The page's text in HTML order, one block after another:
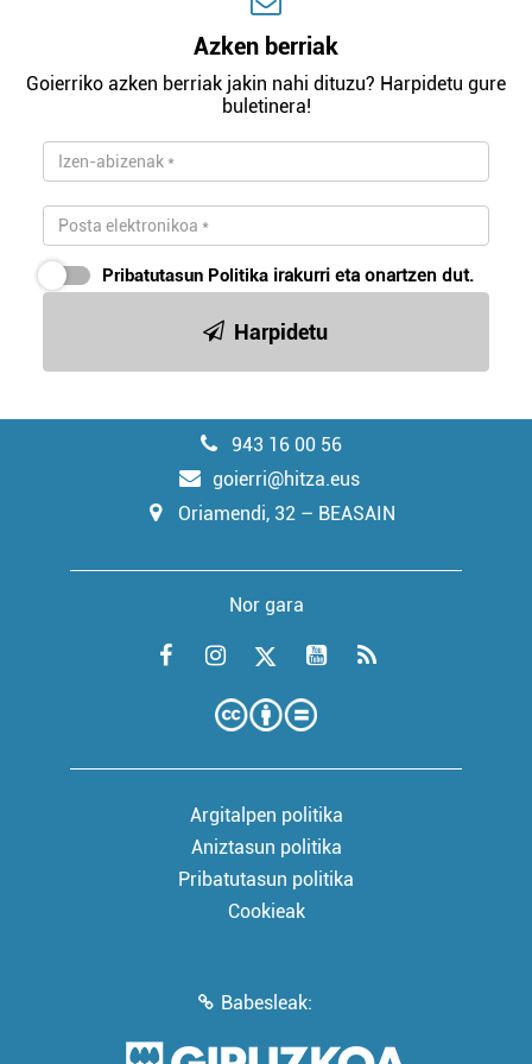
Azken berriak
Goierriko azken berriak jakin nahi dituzu? Harpidetu gure
buletinera!
Pribatutasun Politika irakurri eta onartzen dut.
Harpidetu
943 16 00 56
goierri@hitza.eus
Oriamendi, 32 – BEASAIN
Nor gara
Argitalpen politika
Aniztasun politika
Pribatutasun politika
Cookieak
Babesleak: